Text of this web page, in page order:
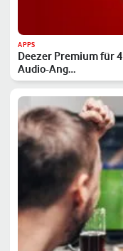
APPS
Deezer Premium für
Audio-Ang…